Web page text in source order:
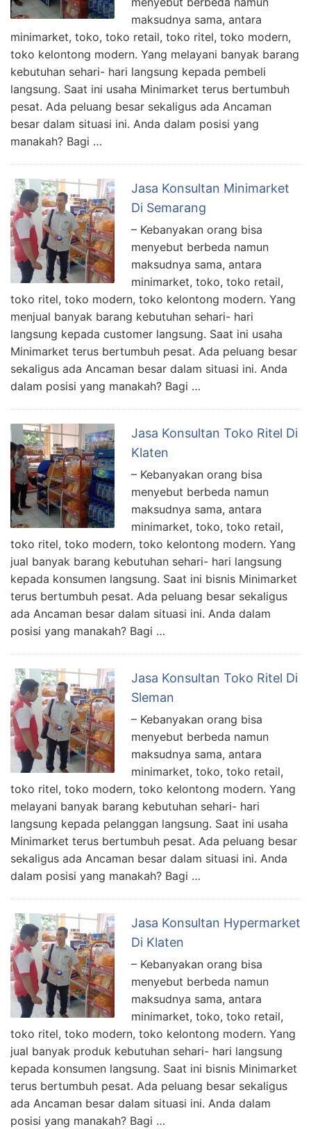
maksudnya sama, antara
minimarket, toko, toko retail, toko ritel, toko modern,
toko kelontong modern. Yang melayani banyak barang
kebutuhan sehari- hari langsung kepada pembeli
langsung. Saat ini usaha Minimarket terus bertumbuh
pesat. Ada peluang besar sekaligus ada Ancaman
besar dalam situasi ini. Anda dalam posisi yang
manakah? Bagi …
Jasa Konsultan Minimarket
Di Semarang
– Kebanyakan orang bisa
menyebut berbeda namun
maksudnya sama, antara
minimarket, toko, toko retail,
toko ritel, toko modern, toko kelontong modern. Yang
menjual banyak barang kebutuhan sehari- hari
langsung kepada customer langsung. Saat ini usaha
Minimarket terus bertumbuh pesat. Ada peluang besar
sekaligus ada Ancaman besar dalam situasi ini. Anda
dalam posisi yang manakah? Bagi …
Jasa Konsultan Toko Ritel Di
Klaten
– Kebanyakan orang bisa
menyebut berbeda namun
maksudnya sama, antara
minimarket, toko, toko retail,
toko ritel, toko modern, toko kelontong modern. Yang
jual banyak barang kebutuhan sehari- hari langsung
kepada konsumen langsung. Saat ini bisnis Minimarket
terus bertumbuh pesat. Ada peluang besar sekaligus
ada Ancaman besar dalam situasi ini. Anda dalam
posisi yang manakah? Bagi …
Jasa Konsultan Toko Ritel Di
Sleman
– Kebanyakan orang bisa
menyebut berbeda namun
maksudnya sama, antara
minimarket, toko, toko retail,
toko ritel, toko modern, toko kelontong modern. Yang
melayani banyak barang kebutuhan sehari- hari
langsung kepada pelanggan langsung. Saat ini usaha
Minimarket terus bertumbuh pesat. Ada peluang besar
sekaligus ada Ancaman besar dalam situasi ini. Anda
dalam posisi yang manakah? Bagi …
Jasa Konsultan Hypermarket
Di Klaten
– Kebanyakan orang bisa
menyebut berbeda namun
maksudnya sama, antara
minimarket, toko, toko retail,
toko ritel, toko modern, toko kelontong modern. Yang
jual banyak produk kebutuhan sehari- hari langsung
kepada konsumen langsung. Saat ini bisnis Minimarket
terus bertumbuh pesat. Ada peluang besar sekaligus
ada Ancaman besar dalam situasi ini. Anda dalam
posisi yang manakah? Bagi …